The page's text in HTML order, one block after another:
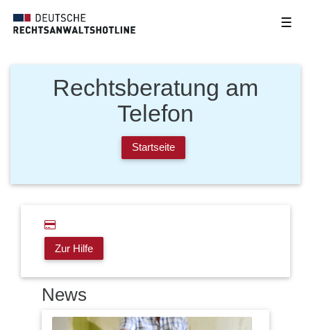
☰
Rechtsberatung am
Telefon
Startseite
Zur Hilfe
News